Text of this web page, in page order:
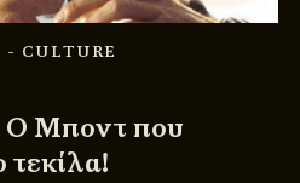
- CULTURE
Ο Μποντ που
τεκίλα!